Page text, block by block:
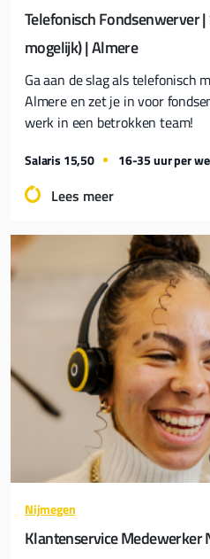
Telefonisch Fondsenwerver
mogelijk) | Almere
Ga aan de slag als telefonisch
Almere en zet je in voor
werk in een betrokken team!
Salaris 15,50 16-35 uur per
Lees meer
Nijmegen
Klantenservice Medewerker